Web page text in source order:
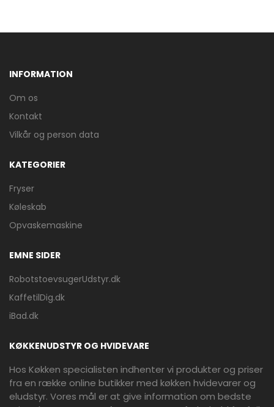
INFORMATION
Om os
Kontakt
Vilkår og person data
KATEGORIER
Fryser
Køleskab
Opvaskemaskine
EMNE SIDER
RobotstoevsugerUdstyr.dk
KaffetilDig.dk
iBad.dk
KØKKENUDSTYR OG HVIDEVARE
Hos Køkken specialisten indhenter vi produkter og priser
fra en række online butikker med køkken hvidevarer og
eludstyr. Vores mål er at give information om bedste